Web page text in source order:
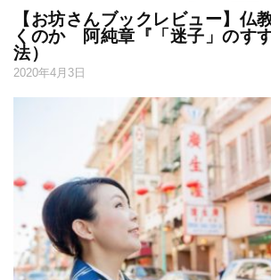
【お坊さんブックレビュー】仏
くのか 阿純章『「迷子」のす
法）
2020年4月3日